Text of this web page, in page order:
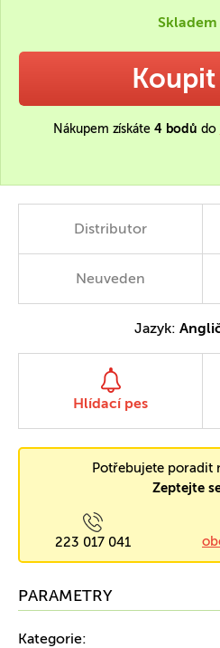
Skladem
Koupit
Nákupem získáte 4 bodů do
Distributor
Neuveden
Jazyk:
Hlídací pes
Potřebujete poradit
Zeptejte
223 017 041
PARAMETRY
Kategorie: